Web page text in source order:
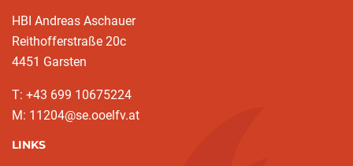
HBI Andreas Aschauer
Reithofferstraße 20c
4451 Garsten
T: ‭+43 699 10675224‬
M: 11204@se.ooelfv.at
LINKS